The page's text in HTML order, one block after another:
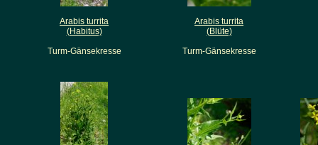
Arabis turrita
(Habitus)
Turm-Gänsekresse
Arabis turrita
(Blüte)
Turm-Gänsekresse